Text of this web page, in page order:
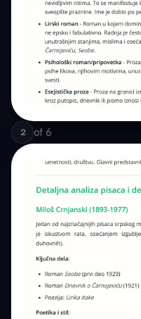
2 of 6